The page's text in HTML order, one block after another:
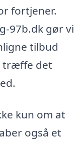
fortjener.
97b.dk gør vi
tilbud
træffe det
kun om at
også et